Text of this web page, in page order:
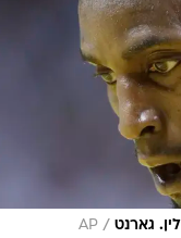
גארנט /
AP